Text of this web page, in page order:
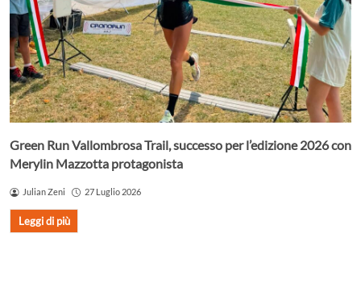
Green Run Vallombrosa Trail, successo per l’edizione 2026 con
Merylin Mazzotta protagonista
Julian Zeni 27 Luglio 2026
Leggi di più